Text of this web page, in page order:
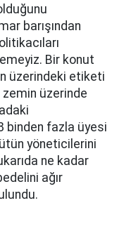
barışından
Bir konut
üzerindeki etiketi
üzerinde
binden fazla üyesi
yöneticilerini
ne kadar
ağır